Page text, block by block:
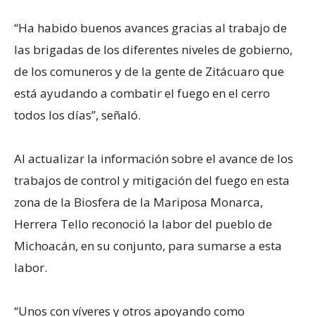
“Ha habido buenos avances gracias al trabajo de
las brigadas de los diferentes niveles de gobierno,
de los comuneros y de la gente de Zitácuaro que
está ayudando a combatir el fuego en el cerro
todos los días”, señaló.
Al actualizar la información sobre el avance de los
trabajos de control y mitigación del fuego en esta
zona de la Biosfera de la Mariposa Monarca,
Herrera Tello reconoció la labor del pueblo de
Michoacán, en su conjunto, para sumarse a esta
labor.
“Unos con víveres y otros apoyando como